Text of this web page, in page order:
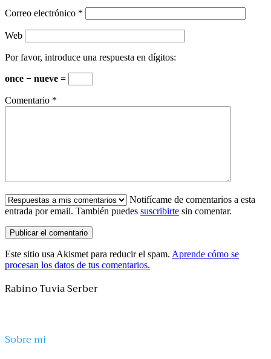
Correo electrónico *
Web
Por favor, introduce una respuesta en dígitos:
once − nueve =
Comentario *
Notifícame de comentarios a esta
entrada por email. También puedes suscribirte sin comentar.
Este sitio usa Akismet para reducir el spam. Aprende cómo se
procesan los datos de tus comentarios.
Rabino Tuvia Serber
Sobre mi